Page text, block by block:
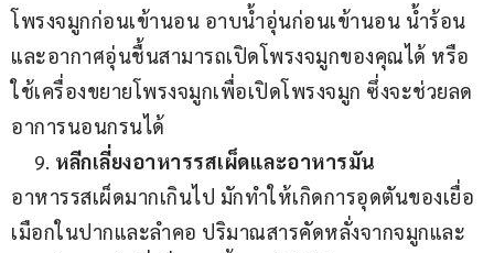
โพรงจมูกก่อนเข้านอน อาบน้ำอุ่นก่อนเข้านอน น้ำร้อน
และอากาศอุ่นชื้นสามารถเปิดโพรงจมูกของคุณได้ หรือ
ใช้เครื่องขยายโพรงจมูกเพื่อเปิดโพรงจมูก ซึ่งจะช่วยลด
อาการนอนกรนได้
หลีกเลี่ยงอาหารรสเผ็ดและอาหารมัน
อาหารรสเผ็ดมากเกินไป มักทำให้เกิดการอุดตันของเยื่อ
เมือกในปากและลำคอ ปริมาณสารคัดหลั่งจากจมูกและ